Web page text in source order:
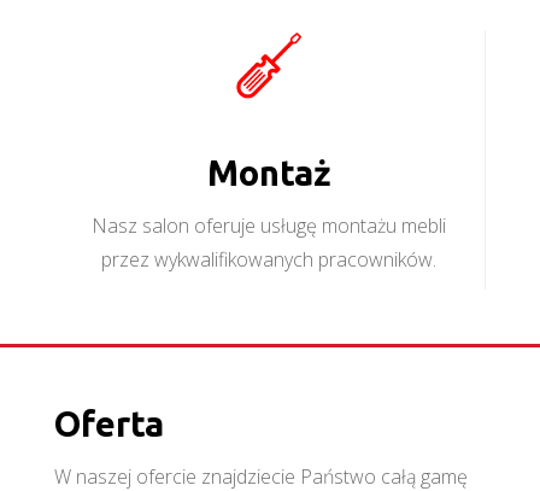
Montaż
Nasz salon oferuje usługę montażu mebli
przez wykwalifikowanych pracowników.
Oferta
W naszej ofercie znajdziecie Państwo całą gamę